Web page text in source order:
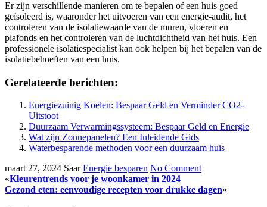
Er zijn verschillende manieren om te bepalen of een huis goed
geïsoleerd is, waaronder het uitvoeren van een energie-audit, het
controleren van de isolatiewaarde van de muren, vloeren en
plafonds en het controleren van de luchtdichtheid van het huis. Een
professionele isolatiespecialist kan ook helpen bij het bepalen van de
isolatiebehoeften van een huis.
Gerelateerde berichten:
Energiezuinig Koelen: Bespaar Geld en Verminder CO2-
Uitstoot
Duurzaam Verwarmingssysteem: Bespaar Geld en Energie
Wat zijn Zonnepanelen? Een Inleidende Gids
Waterbesparende methoden voor een duurzaam huis
maart 27, 2024 Saar Energie besparen No Comment
«Kleurentrends voor je woonkamer in 2024
Gezond eten: eenvoudige recepten voor drukke dagen»